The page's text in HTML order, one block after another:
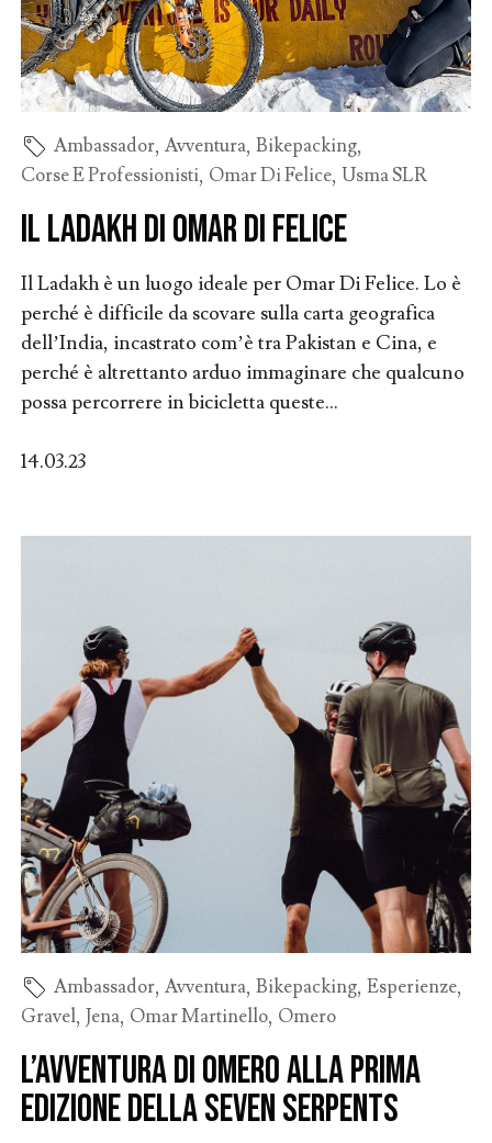
Ambassador, Avventura, Bikepacking,
Corse E Professionisti, Omar Di Felice, Usma SLR
Il Ladakh di Omar Di Felice
Il Ladakh è un luogo ideale per Omar Di Felice. Lo è
perché è difficile da scovare sulla carta geografica
dell’India, incastrato com’è tra Pakistan e Cina, e
perché è altrettanto arduo immaginare che qualcuno
possa percorrere in bicicletta queste...
14.03.23
Ambassador, Avventura, Bikepacking, Esperienze,
Gravel, Jena, Omar Martinello, Omero
L’avventura di Omero alla prima
edizione della Seven Serpents